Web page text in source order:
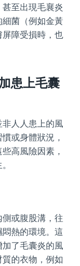
至出現毛襄炎
菌（例如金黃
障受損時，也
患上毛囊
人人患上的風
或身體狀況，
高風險因素，
或腹股溝，往
熱的環境。這
了毛囊炎的風
的衣物，例如